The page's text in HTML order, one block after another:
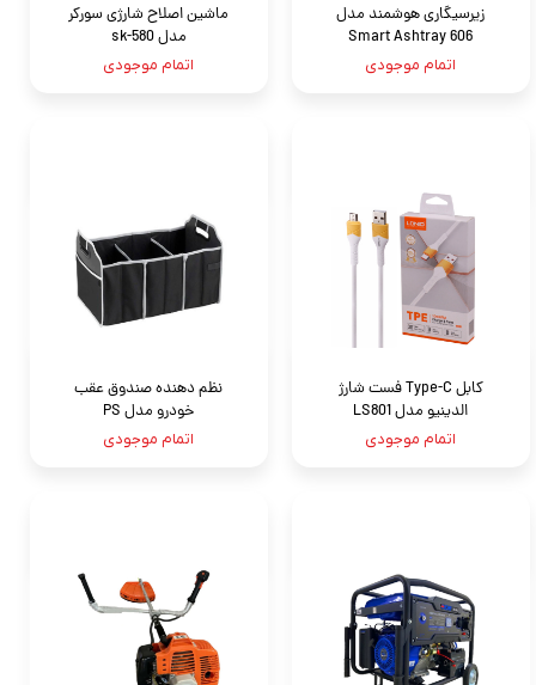
زیرسیگاری هوشمند مدل
Smart Ashtray 606‏
اتمام موجودی
ماشین اصلاح شارژی سورکر
مدل sk-580
اتمام موجودی
کابل Type-C فست شارژ
الدینیو مدل LS801
اتمام موجودی
نظم دهنده صندوق عقب
خودرو مدل PS
اتمام موجودی